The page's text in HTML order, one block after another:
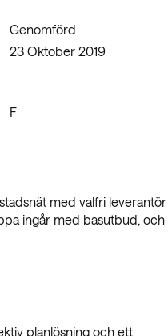
Genomförd
23 Oktober 2019
F
med valfri leverantör
ingår med basutbud, och
planlösning och ett